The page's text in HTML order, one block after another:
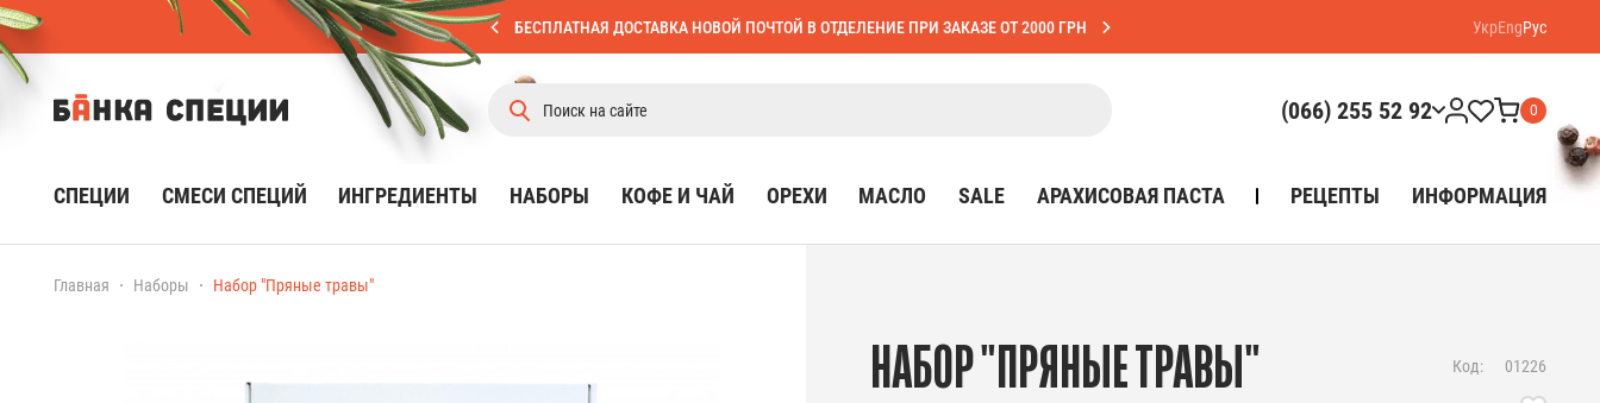
БЕСПЛАТНАЯ ДОСТАВКА НОВОЙ ПОЧТОЙ В ОТДЕЛЕНИЕ ПРИ ЗАКАЗЕ ОТ 2000 ГРН УкрEngРус
(066) 255 52 92 0
СПЕЦИИ СМЕСИ СПЕЦИЙ ИНГРЕДИЕНТЫ НАБОРЫ КОФЕ И ЧАЙ ОРЕХИ МАСЛО SALE АРАХИСОВАЯ ПАСТА РЕЦЕПТЫ ИНФОРМАЦИЯ
Главная Наборы Набор "Пряные травы"
НАБОР "ПРЯНЫЕ ТРАВЫ" Код: 01226